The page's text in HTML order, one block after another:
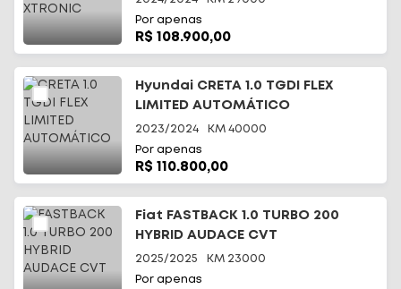
Por apenas
R$ 108.900,00
Hyundai CRETA 1.0 TGDI FLEX
LIMITED AUTOMÁTICO
2023/2024 KM 40000
Por apenas
R$ 110.800,00
Fiat FASTBACK 1.0 TURBO 200
HYBRID AUDACE CVT
2025/2025 KM 23000
Por apenas